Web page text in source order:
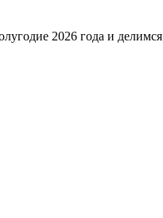
2026 года и делимся